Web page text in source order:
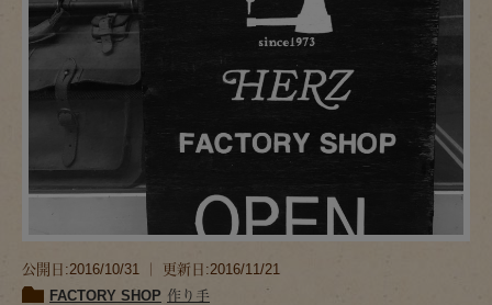
公開日:2016/10/31 ｜ 更新日:2016/11/21
FACTORY SHOP 作り手